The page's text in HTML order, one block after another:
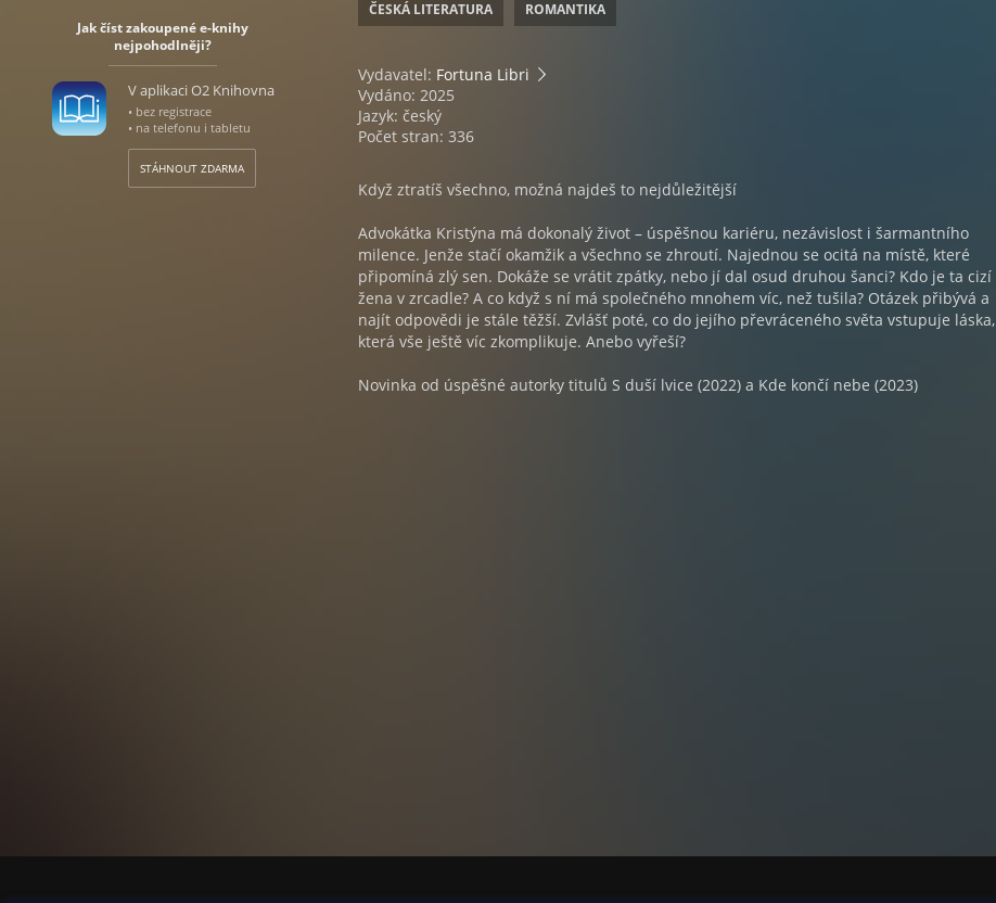
Jak číst zakoupené e-knihy
nejpohodlněji?
V aplikaci O2 Knihovna
• bez registrace
• na telefonu i tabletu
STÁHNOUT ZDARMA
ČESKÁ LITERATURA ROMANTIKA
Vydavatel: Fortuna Libri
Vydáno: 2025
Jazyk: český
Počet stran: 336
Když ztratíš všechno, možná najdeš to nejdůležitější
Advokátka Kristýna má dokonalý život – úspěšnou kariéru, nezávislost i šarmantního
milence. Jenže stačí okamžik a všechno se zhroutí. Najednou se ocitá na místě, které
připomíná zlý sen. Dokáže se vrátit zpátky, nebo jí dal osud druhou šanci? Kdo je ta cizí
žena v zrcadle? A co když s ní má společného mnohem víc, než tušila? Otázek přibývá a
najít odpovědi je stále těžší. Zvlášť poté, co do jejího převráceného světa vstupuje láska,
která vše ještě víc zkomplikuje. Anebo vyřeší?
Novinka od úspěšné autorky titulů S duší lvice (2022) a Kde končí nebe (2023)